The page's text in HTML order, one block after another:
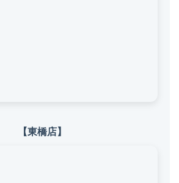
【東橋店】